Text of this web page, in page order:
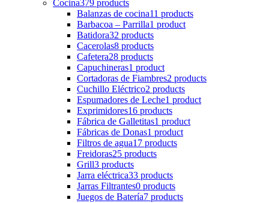
Cocina379 products
Balanzas de cocina11 products
Barbacoa – Parrilla1 product
Batidora32 products
Cacerolas8 products
Cafetera28 products
Capuchineras1 product
Cortadoras de Fiambres2 products
Cuchillo Eléctrico2 products
Espumadores de Leche1 product
Exprimidores16 products
Fábrica de Galletitas1 product
Fábricas de Donas1 product
Filtros de agua17 products
Freidoras25 products
Grill3 products
Jarra eléctrica33 products
Jarras Filtrantes0 products
Juegos de Batería7 products